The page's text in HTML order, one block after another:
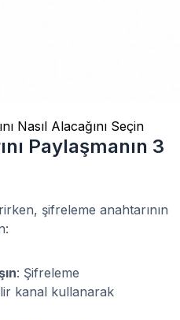
Nasıl Alacağını Seçin
Paylaşmanın 3
şifreleme anahtarının
: Şifreleme
kanal kullanarak